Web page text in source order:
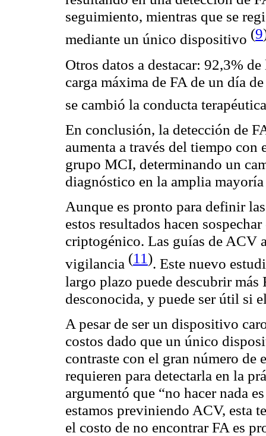
seguimiento, mientras que se
mediante un único dispositivo (9
Otros datos a destacar: 92,3%
carga máxima de FA de un día
se cambió la conducta
En conclusión, la detección de
aumenta a través del tiempo
grupo MCI, determinando un
diagnóstico en la amplia
Aunque es pronto para definir
estos resultados hacen
criptogénico. Las guías de ACV
vigilancia (11). Este nuevo
largo plazo puede descubrir más
desconocida, y puede ser útil
A pesar de ser un dispositivo
costos dado que un único
contraste con el gran número de
requieren para detectarla en la
argumentó que “no hacer nada
estamos previniendo ACV, esta
el costo de no encontrar FA es